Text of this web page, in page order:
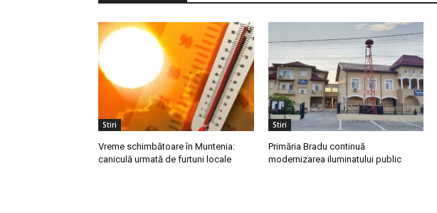
Stiri
Vreme schimbătoare în Muntenia:
caniculă urmată de furtuni locale
Stiri
Primăria Bradu continuă
modernizarea iluminatului public